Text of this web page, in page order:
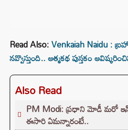
Read Also:Venkaiah Naidu :
నవ్వొస్తుంది.. ఆత్మకథ పుస్తకం
Also Read
PM Modi: ప్రధాని మోడీ మరో
ఈసారి ఏమన్నారంటే..